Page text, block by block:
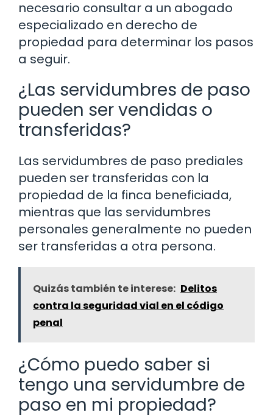
necesario consultar a un abogado
especializado en derecho de
propiedad para determinar los pasos
a seguir.
¿Las servidumbres de paso
pueden ser vendidas o
transferidas?
Las servidumbres de paso prediales
pueden ser transferidas con la
propiedad de la finca beneficiada,
mientras que las servidumbres
personales generalmente no pueden
ser transferidas a otra persona.
Quizás también te interese: Delitos
contra la seguridad vial en el código
penal
¿Cómo puedo saber si
tengo una servidumbre de
paso en mi propiedad?